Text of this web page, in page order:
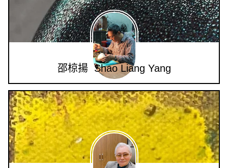
邵椋揚 Shao Liang Yang